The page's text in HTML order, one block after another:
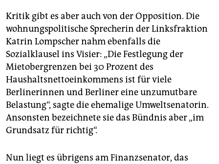
Kritik gibt es aber auch von der Opposition. Die
wohnungspolitische Sprecherin der Linksfraktion
Katrin Lompscher nahm ebenfalls die
Sozialklausel ins Visier: „Die Festlegung der
Mietobergrenzen bei 30 Prozent des
Haushaltsnettoeinkommens ist für viele
Berlinerinnen und Berliner eine unzumutbare
Belastung“, sagte die ehemalige Umweltsenatorin.
Ansonsten bezeichnete sie das Bündnis aber „im
Grundsatz für richtig“.
Nun liegt es übrigens am Finanzsenator, das